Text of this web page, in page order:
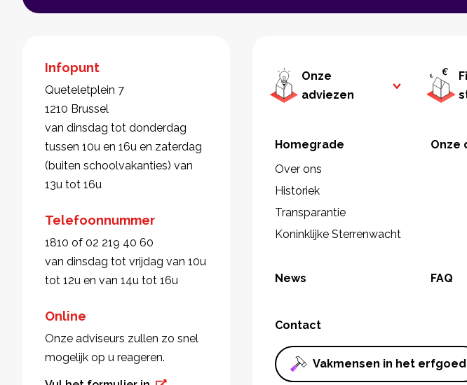
Infopunt
Queteletplein 7
1210 Brussel
van dinsdag tot donderdag
tussen 10u en 16u en zaterdag
(buiten schoolvakanties) van
13u tot 16u
Telefoonnummer
1810 of 02 219 40 60
van dinsdag tot vrijdag van 10u
tot 12u en van 14u tot 16u
Online
Onze adviseurs zullen zo snel
mogelijk op u reageren.
Onze
adviezen
Homegrade
Over ons
Historiek
Transparantie
Koninklijke Sterrenwacht
Onze
News FAQ
Contact
Vakmensen in het erfgoed